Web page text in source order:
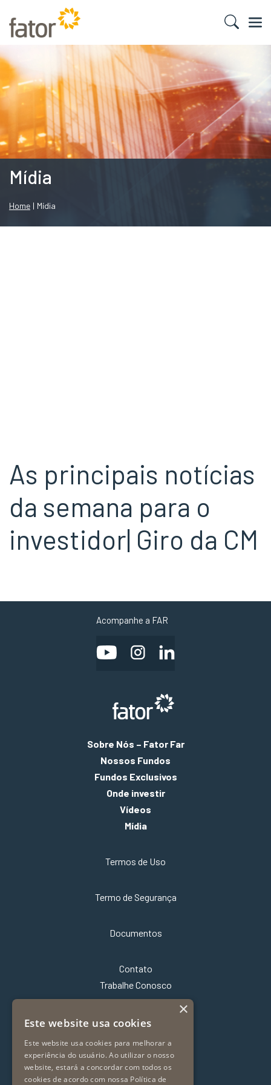
Mídia
Home | Mídia
As principais notícias
da semana para o
investidor| Giro da CM
Acompanhe a FAR
Sobre Nós – Fator Far
Nossos Fundos
Fundos Exclusivos
Onde investir
Vídeos
Mídia
Termos de Uso
Termo de Segurança
Documentos
Contato
Trabalhe Conosco
×
Este website usa cookies
Este website usa cookies para melhorar a
experiência do usuário. Ao utilizar o nosso
website, estará a concordar com todos os
cookies de acordo com nossa Política de